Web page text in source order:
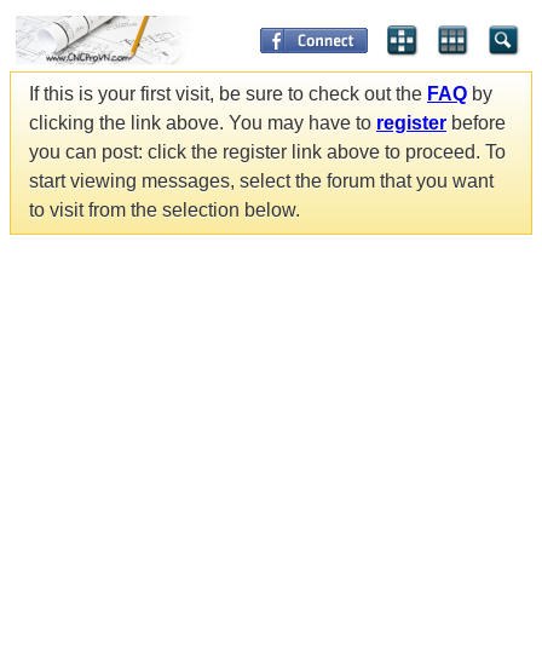
If this is your first visit, be sure to check out the FAQ by
clicking the link above. You may have to register before
you can post: click the register link above to proceed. To
start viewing messages, select the forum that you want
to visit from the selection below.